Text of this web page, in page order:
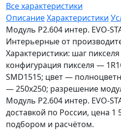
Все характеристики
ОписаниеХарактеристики
Модуль P2.604 интер. EVO-
Интерьерные от
Характеристики: шаг
конфигурация пикселя —
SMD1515; цвет —
— 250x250; разрешение
Модуль P2.604 интер. EVO-
доставкой по России, цена
подбором и расчётом.